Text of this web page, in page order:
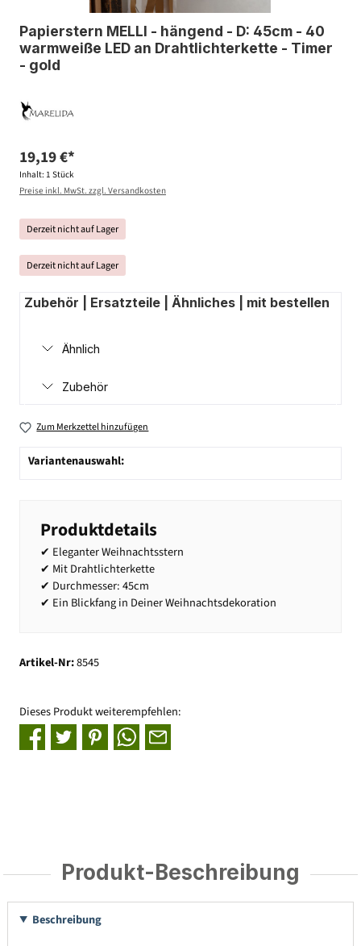
Papierstern MELLI - hängend - D: 45cm - 40
warmweiße LED an Drahtlichterkette - Timer
- gold
19,19 €*
Inhalt: 1 Stück
Preise inkl. MwSt. zzgl. Versandkosten
Derzeit nicht auf Lager
Derzeit nicht auf Lager
Zubehör | Ersatzteile | Ähnliches | mit bestellen
Ähnlich
Zubehör
Zum Merkzettel hinzufügen
Variantenauswahl:
Produktdetails
✔ Eleganter Weihnachtsstern
✔ Mit Drahtlichterkette
✔ Durchmesser: 45cm
✔ Ein Blickfang in Deiner Weihnachtsdekoration
Artikel-Nr:8545
Dieses Produkt weiterempfehlen:
Produkt-Beschreibung
Beschreibung